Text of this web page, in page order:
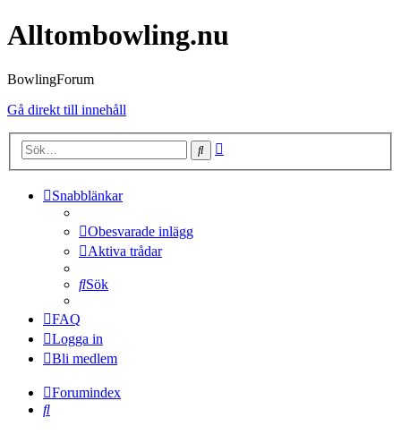
Alltombowling.nu
BowlingForum
Gå direkt till innehåll
Sök
Snabblänkar
Obesvarade inlägg
Aktiva trådar
Sök
FAQ
Logga in
Bli medlem
Forumindex
Sök